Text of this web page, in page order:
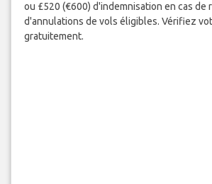
ou £520 (€600) d'indemnisation en cas de
d'annulations de vols éligibles. Vérifiez
gratuitement.